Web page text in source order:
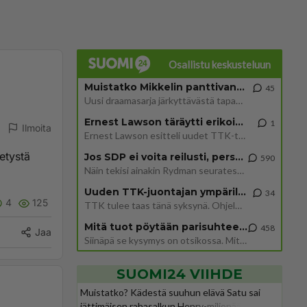
Ilmoita
4 125
Jaa
Osallistu keskusteluun
Muistatko Mikkelin panttivankidraaman?
Uusi draamasarja järkyttävästä tapauksesta on tulossa. Tositapahtumiin perustuva sarja ammentaa vuoden 1986 Mikkelin pan
45
Ernest Lawson täräytti erikoisen heiton TTK-lehdistötilaisuudessa: " Onko tässä tarkoituksena...?"
Ernest Lawson esitteli uudet TTK-tähtioppilaat ja opettajat torstaina 6.8. lehdistölle. Tulevalla kaudella on yksi hausk
1
Jos SDP ei voita reilusti, persut kumoavat demokratian Suomesta
Näin tekisi ainakin Rydman seuratessaan idolinsa Trumpin mallia https://www.is.fi/politiikka/art-2000012187244.html
590
Uuden TTK-juontajan ympärillä epätietoisuus sakenee - Nyt MTV hämmentää soppaa
TTK tulee taas tänä syksynä. Ohjelman uudet tähtioppilaat julkistetaan torstaina 6. elokuuta klo 14 alkavassa lehdistö
34
Mitä tuot pöytään parisuhteessa?
Siinäpä se kysymys on otsikossa. Mitäpä siis tuot/toisit pöytään parisuhteessa? Oletko mies vai nainen? Koetko sen mitä
458
SUOMI24 VIIHDE
Muistatko? Kädestä suuhun elävä Satu sai